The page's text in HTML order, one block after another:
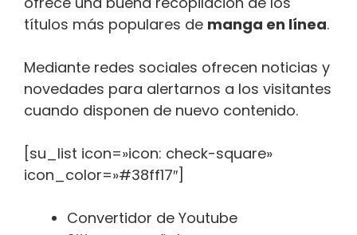
títulos más populares de manga en línea.
Mediante redes sociales ofrecen noticias y
novedades para alertarnos a los visitantes
cuando disponen de nuevo contenido.
[su_list icon=»icon: check-square»
icon_color=»#38ff17″]
Convertidor de Youtube